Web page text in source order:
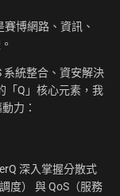
賽博網路、資訊、
系統整合、資安解決
「Q」核心元素，我
力：
深入掌握分散式
度） 與 QoS（服務